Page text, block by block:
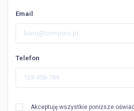
Email
Telefon
Akceptuję wszystkie poniższe